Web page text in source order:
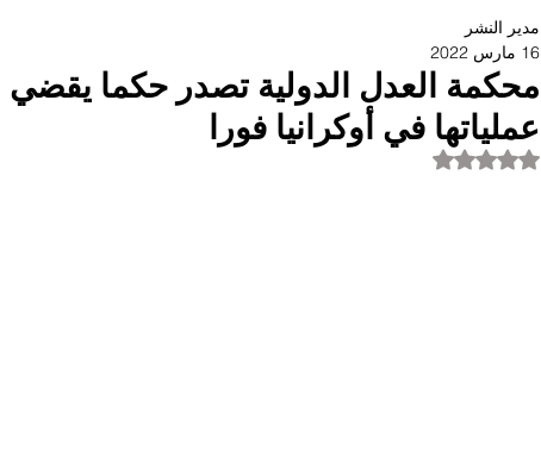
محكمة العدل الدولية تصدر حكما
عملياتها في أوكرانيا فورا
مدير النشر
16 مارس 2022
تم التقييم بـ ليس رقمًا من أصل 5 نجوم.